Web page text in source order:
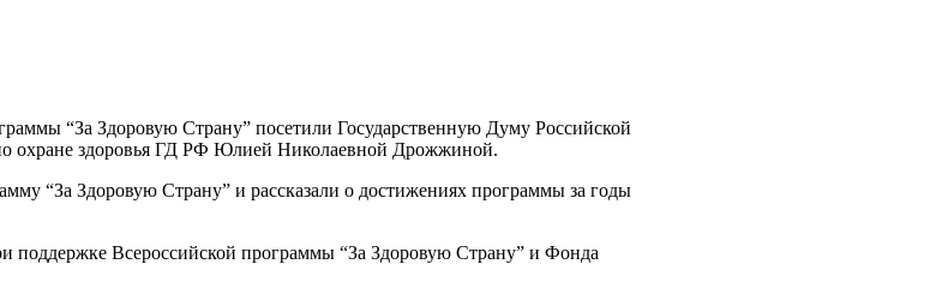
“За Здоровую Страну” посетили Государственную Думу Российской
охране здоровья ГД РФ Юлией Николаевной Дрожжиной.
“За Здоровую Страну” и рассказали о достижениях программы за годы
поддержке Всероссийской программы “За Здоровую Страну” и Фонда